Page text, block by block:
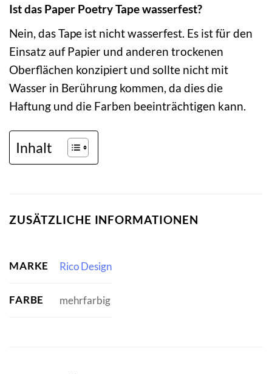
Ist das Paper Poetry Tape wasserfest?
Nein, das Tape ist nicht wasserfest. Es ist für den
Einsatz auf Papier und anderen trockenen
Oberflächen konzipiert und sollte nicht mit
Wasser in Berührung kommen, da dies die
Haftung und die Farben beeinträchtigen kann.
Inhalt
ZUSÄTZLICHE INFORMATIONEN
MARKE Rico Design
FARBE mehrfarbig